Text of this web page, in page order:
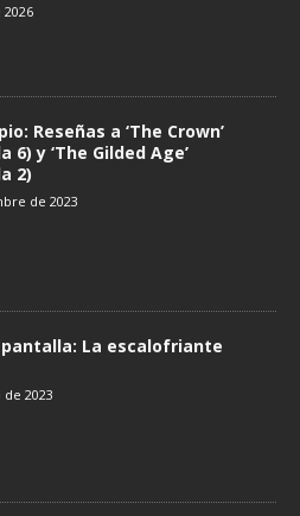
Reseñas a ‘The Crown’
6) y ‘The Gilded Age’
2)
de 2023
La escalofriante
de 2023